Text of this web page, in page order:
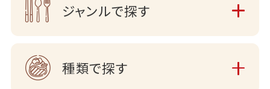
ジャンルで探す
種類で探す